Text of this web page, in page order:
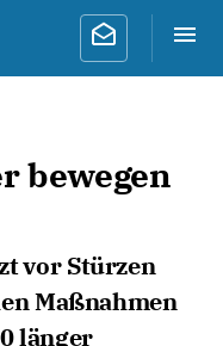
bewegen
vor Stürzen
Maßnahmen
länger